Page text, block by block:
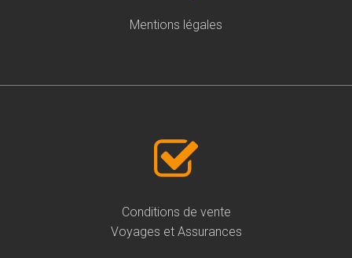
Mentions légales
Conditions de vente
Voyages et Assurances